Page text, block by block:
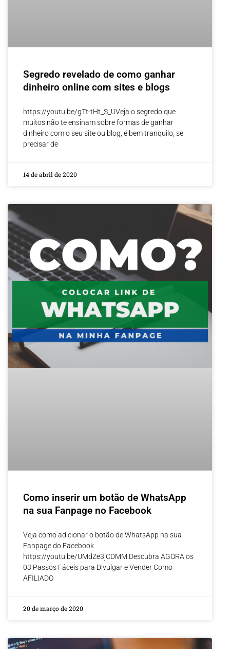
Segredo revelado de como ganhar
dinheiro online com sites e blogs
https://youtu.be/gTt-tHt_S_UVeja o segredo que
muitos não te ensinam sobre formas de ganhar
dinheiro com o seu site ou blog, é bem tranquilo, se
precisar de
14 de abril de 2020
Como inserir um botão de WhatsApp
na sua Fanpage no Facebook
Veja como adicionar o botão de WhatsApp na sua
Fanpage do Facebook
https://youtu.be/UMdZe3jCDMM Descubra AGORA os
03 Passos Fáceis para Divulgar e Vender Como
AFILIADO
20 de março de 2020